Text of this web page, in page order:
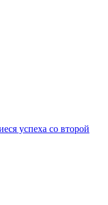
успеха со второй